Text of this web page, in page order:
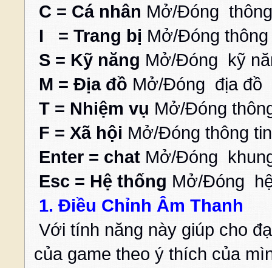
C = Cá nhân Mở/Đóng
I = Trang bị Mở/Đóng
S = Kỹ năng Mở/Đóng kỹ
M = Địa đồ Mở/Đóng địa đồ
T = Nhiệm vụ Mở/Đóng
F = Xã hội Mở/Đóng thông
Enter = chat Mở/Đóng
Esc = Hệ thống Mở/Đóng
1. Điều Chỉnh Âm Thanh
Với tính năng này giúp cho
của game theo ý thích của